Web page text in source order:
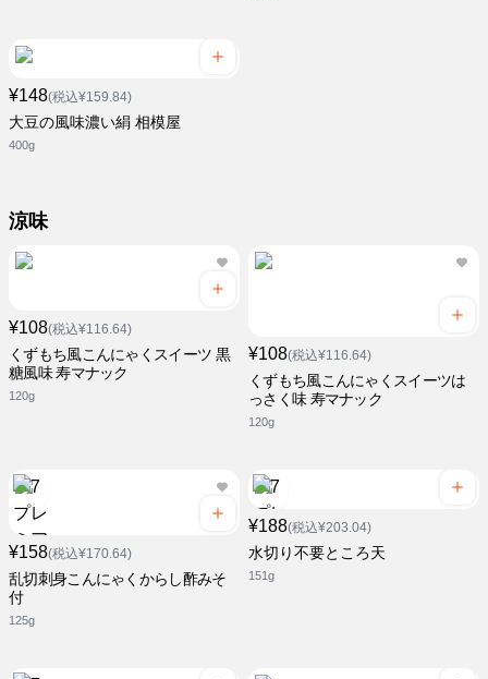
¥148(税込¥159.84)
大豆の風味濃い絹 相模屋
400g
涼味
¥108(税込¥116.64)
くずもち風こんにゃくスイーツ 黒
糖風味 寿マナック
120g
¥108(税込¥116.64)
くずもち風こんにゃくスイーツは
っさく味 寿マナック
120g
¥158(税込¥170.64)
乱切刺身こんにゃくからし酢みそ
付
125g
¥188(税込¥203.04)
水切り不要ところ天
151g